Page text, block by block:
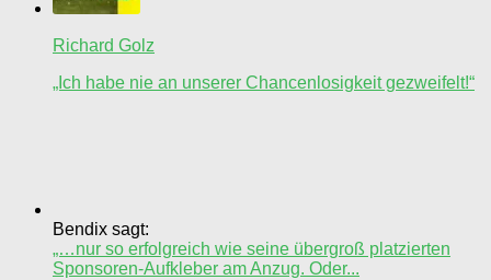
Richard Golz
„Ich habe nie an unserer Chancenlosigkeit gezweifelt!“
Bendix sagt:
„…nur so erfolgreich wie seine übergroß platzierten
Sponsoren-Aufkleber am Anzug. Oder...